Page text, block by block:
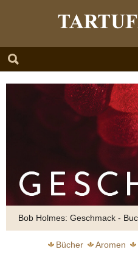
Bob Holmes: Geschmack -
Bücher Aromen